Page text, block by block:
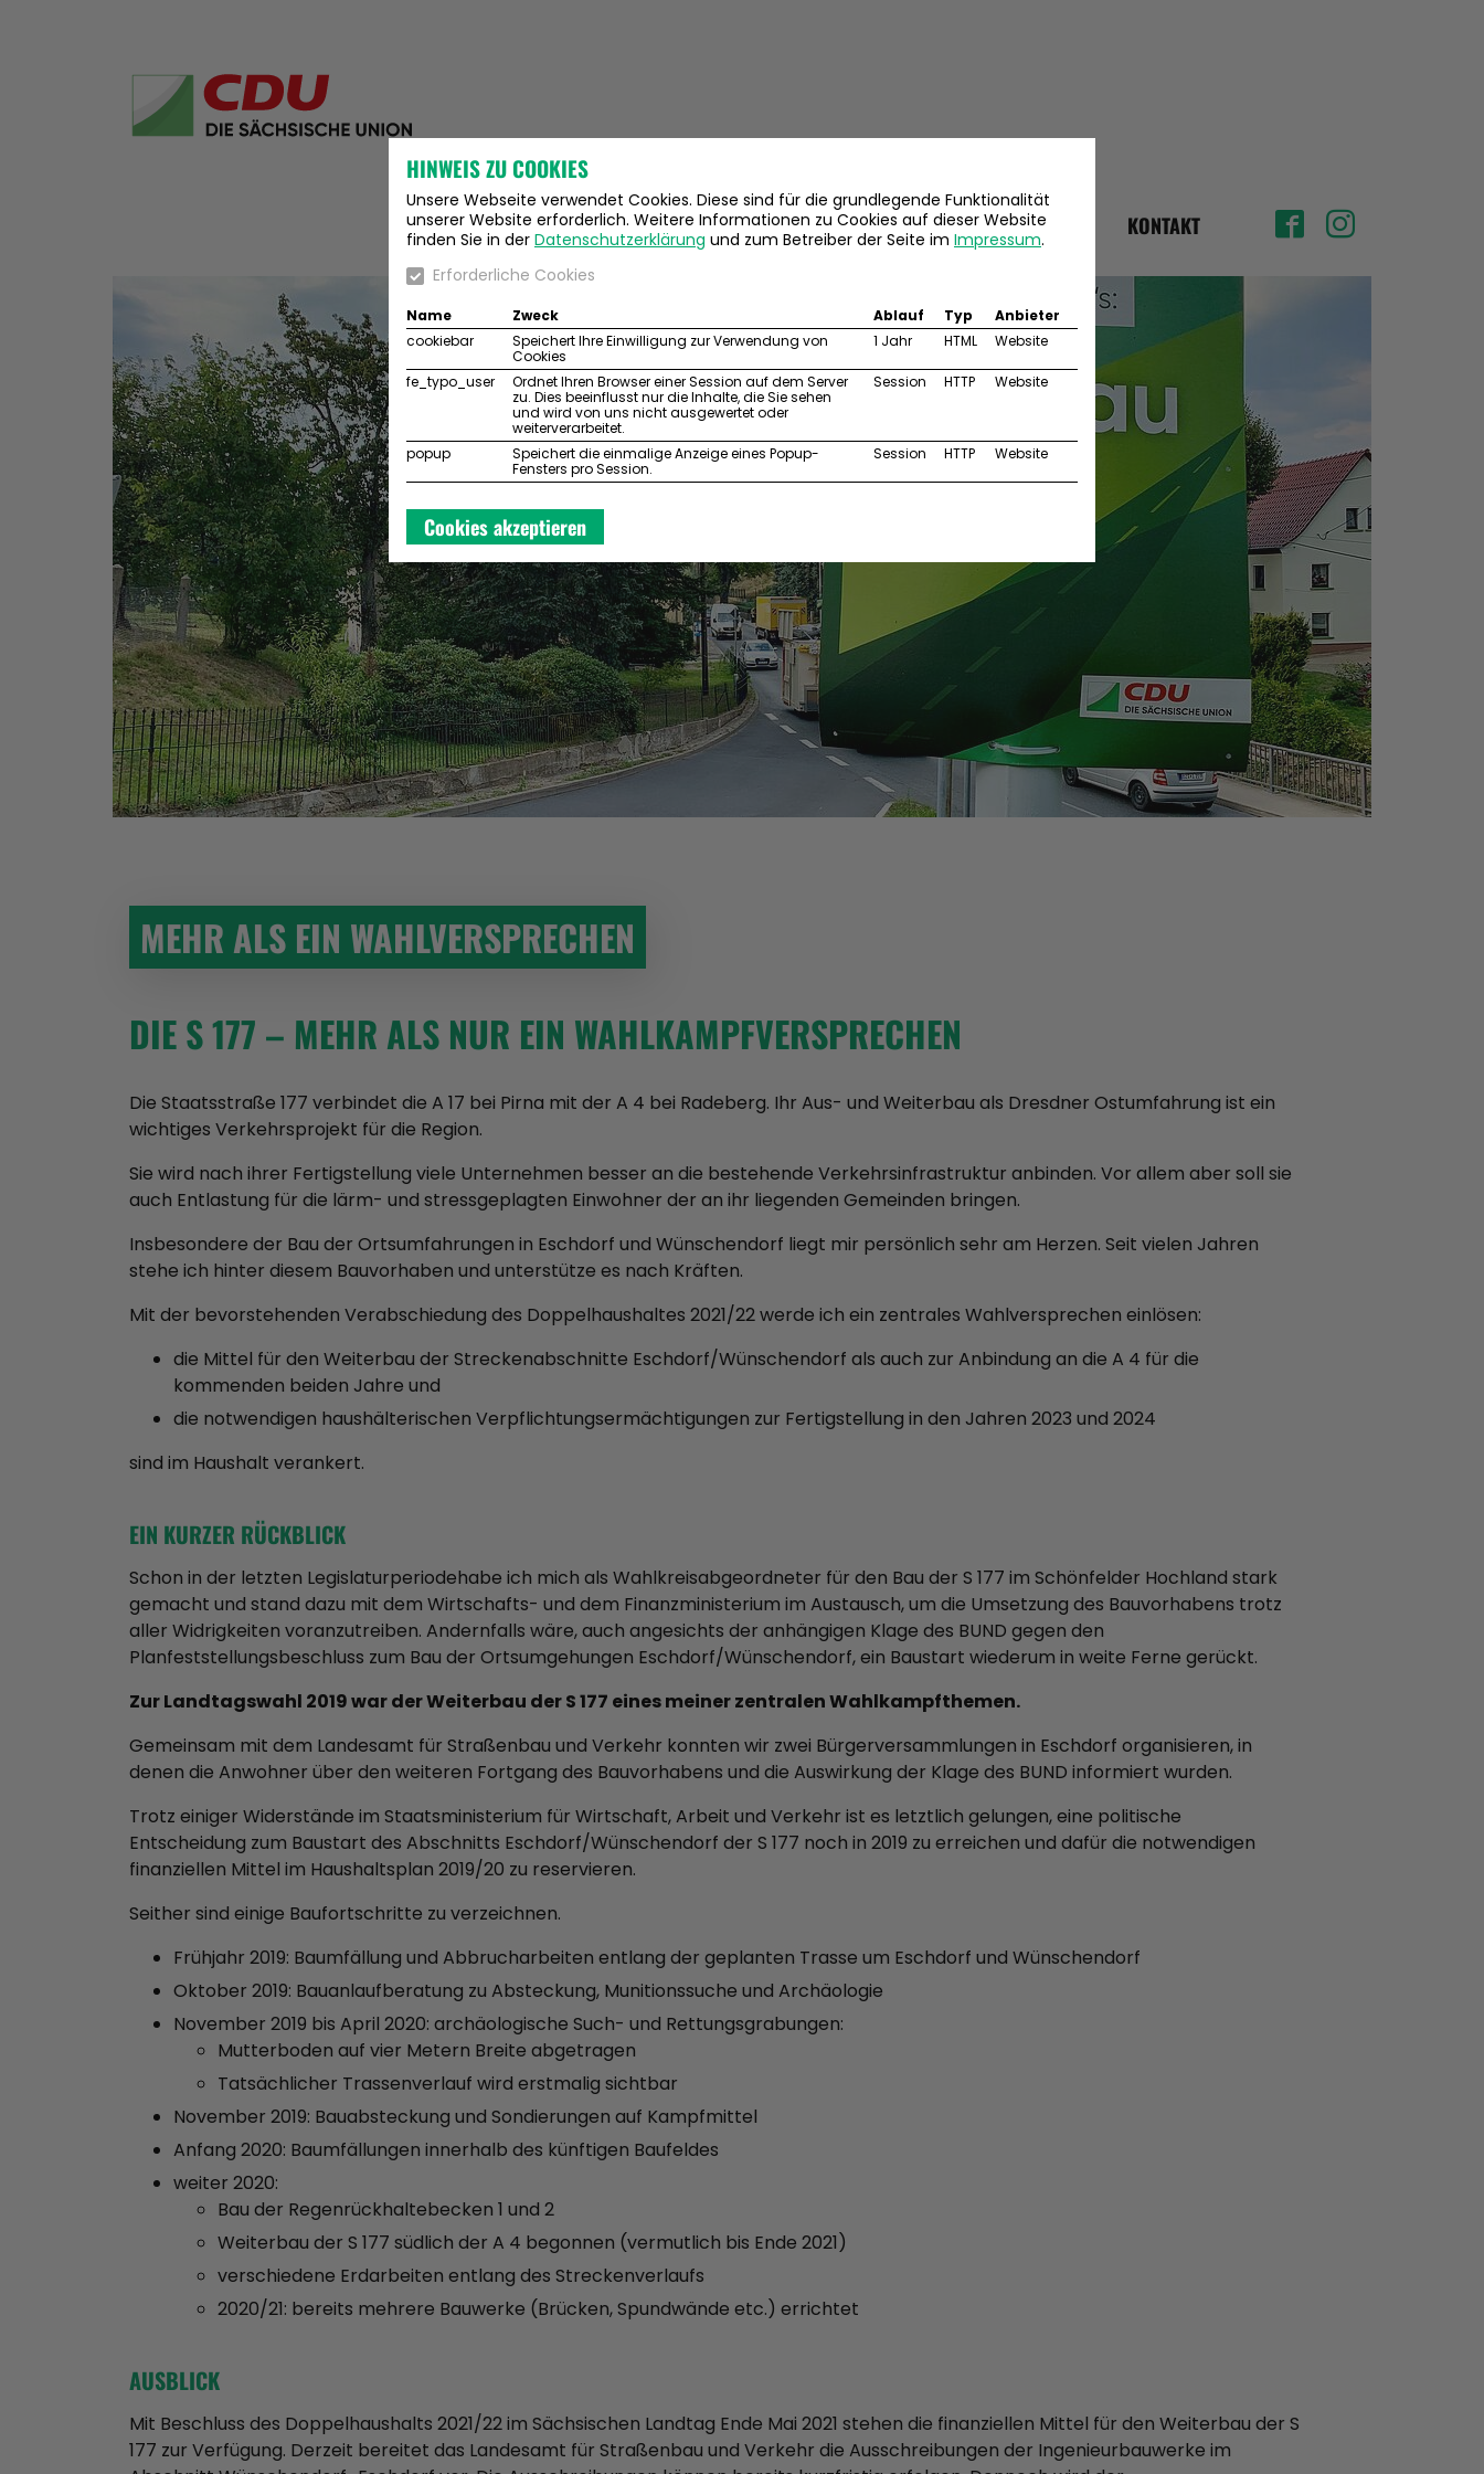
ÜBER MICH POLITISCHE THEMEN MEINE ARBEIT TERMINE KONTAKT
MEHR ALS EIN WAHLVERSPRECHEN
DIE S 177 – MEHR ALS NUR EIN WAHLKAMPFVERSPRECHEN
Die Staatsstraße 177 verbindet die A 17 bei Pirna mit der A 4 bei Radeberg. Ihr Aus- und Weiterbau als Dresdner Ostumfahrung ist ein
wichtiges Verkehrsprojekt für die Region.
Sie wird nach ihrer Fertigstellung viele Unternehmen besser an die bestehende Verkehrsinfrastruktur anbinden. Vor allem aber soll sie
auch Entlastung für die lärm- und stressgeplagten Einwohner der an ihr liegenden Gemeinden bringen.
Insbesondere der Bau der Ortsumfahrungen in Eschdorf und Wünschendorf liegt mir persönlich sehr am Herzen. Seit vielen Jahren
stehe ich hinter diesem Bauvorhaben und unterstütze es nach Kräften.
Mit der bevorstehenden Verabschiedung des Doppelhaushaltes 2021/22 werde ich ein zentrales Wahlversprechen einlösen:
die Mittel für den Weiterbau der Streckenabschnitte Eschdorf/Wünschendorf als auch zur Anbindung an die A 4 für die
kommenden beiden Jahre und
die notwendigen haushälterischen Verpflichtungsermächtigungen zur Fertigstellung in den Jahren 2023 und 2024
sind im Haushalt verankert.
EIN KURZER RÜCKBLICK
Schon in der letzten Legislaturperiodehabe ich mich als Wahlkreisabgeordneter für den Bau der S 177 im Schönfelder Hochland stark
gemacht und stand dazu mit dem Wirtschafts- und dem Finanzministerium im Austausch, um die Umsetzung des Bauvorhabens trotz
aller Widrigkeiten voranzutreiben. Andernfalls wäre, auch angesichts der anhängigen Klage des BUND gegen den
Planfeststellungsbeschluss zum Bau der Ortsumgehungen Eschdorf/Wünschendorf, ein Baustart wiederum in weite Ferne gerückt.
Zur Landtagswahl 2019 war der Weiterbau der S 177 eines meiner zentralen Wahlkampfthemen.
Gemeinsam mit dem Landesamt für Straßenbau und Verkehr konnten wir zwei Bürgerversammlungen in Eschdorf organisieren, in
denen die Anwohner über den weiteren Fortgang des Bauvorhabens und die Auswirkung der Klage des BUND informiert wurden.
Trotz einiger Widerstände im Staatsministerium für Wirtschaft, Arbeit und Verkehr ist es letztlich gelungen, eine politische
Entscheidung zum Baustart des Abschnitts Eschdorf/Wünschendorf der S 177 noch in 2019 zu erreichen und dafür die notwendigen
finanziellen Mittel im Haushaltsplan 2019/20 zu reservieren.
Seither sind einige Baufortschritte zu verzeichnen.
Frühjahr 2019: Baumfällung und Abbrucharbeiten entlang der geplanten Trasse um Eschdorf und Wünschendorf
Oktober 2019: Bauanlaufberatung zu Absteckung, Munitionssuche und Archäologie
November 2019 bis April 2020: archäologische Such- und Rettungsgrabungen:
Mutterboden auf vier Metern Breite abgetragen
Tatsächlicher Trassenverlauf wird erstmalig sichtbar
November 2019: Bauabsteckung und Sondierungen auf Kampfmittel
Anfang 2020: Baumfällungen innerhalb des künftigen Baufeldes
weiter 2020:
Bau der Regenrückhaltebecken 1 und 2
Weiterbau der S 177 südlich der A 4 begonnen (vermutlich bis Ende 2021)
verschiedene Erdarbeiten entlang des Streckenverlaufs
2020/21: bereits mehrere Bauwerke (Brücken, Spundwände etc.) errichtet
AUSBLICK
Mit Beschluss des Doppelhaushalts 2021/22 im Sächsischen Landtag Ende Mai 2021 stehen die finanziellen Mittel für den Weiterbau der S
177 zur Verfügung. Derzeit bereitet das Landesamt für Straßenbau und Verkehr die Ausschreibungen der Ingenieurbauwerke im
HINWEIS ZU COOKIES
Unsere Webseite verwendet Cookies. Diese sind für die grundlegende Funktionalität
unserer Website erforderlich. Weitere Informationen zu Cookies auf dieser Website
finden Sie in der Datenschutzerklärung und zum Betreiber der Seite im Impressum.
Erforderliche Cookies
Name Zweck Ablauf Typ
Anbieter
cookiebar
Speichert Ihre Einwilligung zur Verwendung von
Cookies
1 Jahr HTML Website
fe_typo_user
Ordnet Ihren Browser einer Session auf dem Server
zu. Dies beeinflusst nur die Inhalte, die Sie sehen
und wird von uns nicht ausgewertet oder
weiterverarbeitet.
Session HTTP Website
popup
Speichert die einmalige Anzeige eines Popup-
Fensters pro Session.
Session HTTP Website
Cookies akzeptieren